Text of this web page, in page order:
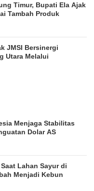
Timur, Bupati Ela Ajak
Tambah Produk
JMSI Bersinergi
Utara Melalui
Menjaga Stabilitas
Dolar AS
Lahan Sayur di
Menjadi Kebun